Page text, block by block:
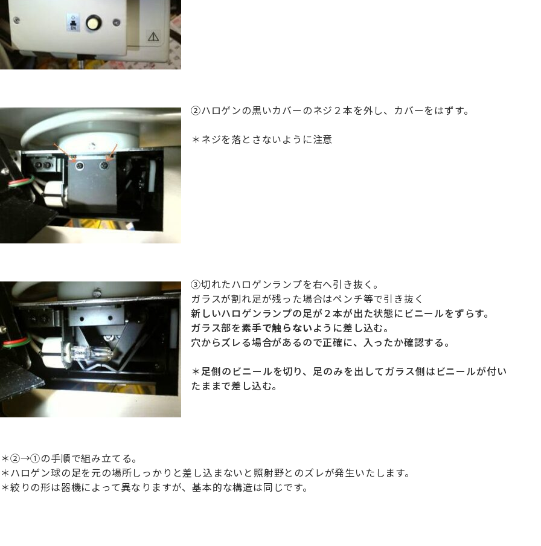
②ハロゲンの黒いカバーのネジ２本を外し、カバーをはずす。
＊ネジを落とさないように注意
③切れたハロゲンランプを右へ引き抜く。
ガラスが割れ足が残った場合はペンチ等で引き抜く
新しいハロゲンランプの足が２本が出た状態にビニールをずらす。
ガラス部を素手で触らないように差し込む。
穴からズレる場合があるので正確に、入ったか確認する。
＊足側のビニールを切り、足のみを出してガラス側はビニールが付い
たままで差し込む。
＊②→①の手順で組み立てる。
＊ハロゲン球の足を元の場所しっかりと差し込まないと照射野とのズレが発生いたします。
＊絞りの形は器機によって異なりますが、基本的な構造は同じです。